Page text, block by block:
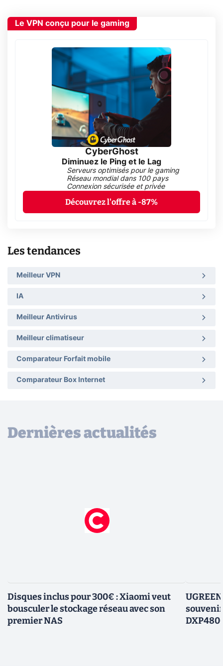
Le VPN conçu pour le gaming
CyberGhost
Diminuez le Ping et le Lag
Serveurs optimisés pour le gaming
Réseau mondial dans 100 pays
Connexion sécurisée et privée
Découvrez l'offre à -87%
Les tendances
Meilleur VPN
IA
Meilleur Antivirus
Meilleur climatiseur
Comparateur Forfait mobile
Comparateur Box Internet
Dernières actualités
Disques inclus pour 300€ : Xiaomi veut
bousculer le stockage réseau avec son
premier NAS